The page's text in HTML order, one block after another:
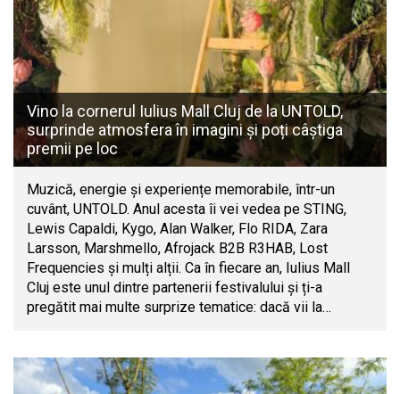
Vino la cornerul Iulius Mall Cluj de la UNTOLD,
surprinde atmosfera în imagini și poți câștiga
premii pe loc
Muzică, energie și experiențe memorabile, într-un
cuvânt, UNTOLD. Anul acesta îi vei vedea pe STING,
Lewis Capaldi, Kygo, Alan Walker, Flo RIDA, Zara
Larsson, Marshmello, Afrojack B2B R3HAB, Lost
Frequencies și mulți alții. Ca în fiecare an, Iulius Mall
Cluj este unul dintre partenerii festivalului și ți-a
pregătit mai multe surprize tematice: dacă vii la…